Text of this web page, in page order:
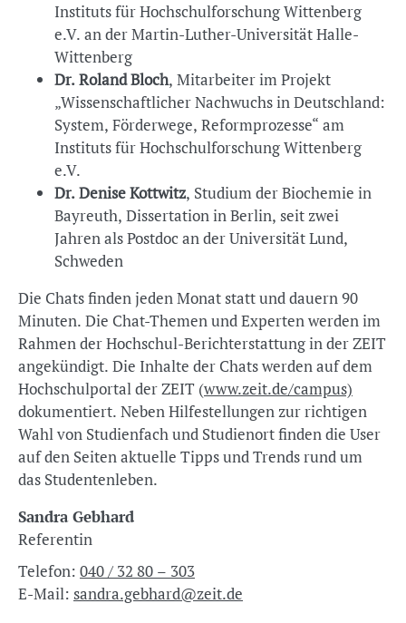
Instituts für Hochschulforschung Wittenberg
e.V. an der Martin-Luther-Universität Halle-
Wittenberg
Dr. Roland Bloch, Mitarbeiter im Projekt
„Wissenschaftlicher Nachwuchs in Deutschland:
System, Förderwege, Reformprozesse“ am
Instituts für Hochschulforschung Wittenberg
e.V.
Dr. Denise Kottwitz, Studium der Biochemie in
Bayreuth, Dissertation in Berlin, seit zwei
Jahren als Postdoc an der Universität Lund,
Schweden
Die Chats finden jeden Monat statt und dauern 90
Minuten. Die Chat-Themen und Experten werden im
Rahmen der Hochschul-Berichterstattung in der ZEIT
angekündigt. Die Inhalte der Chats werden auf dem
Hochschulportal der ZEIT (www.zeit.de/campus)
dokumentiert. Neben Hilfestellungen zur richtigen
Wahl von Studienfach und Studienort finden die User
auf den Seiten aktuelle Tipps und Trends rund um
das Studentenleben.
Sandra Gebhard
Referentin
Telefon: 040 / 32 80 – 303
E-Mail: sandra.gebhard@zeit.de